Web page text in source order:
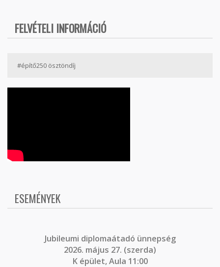
FELVÉTELI INFORMÁCIÓ
#építő250 ösztöndíj
ESEMÉNYEK
Jubileumi diplomaátadó ünnepség
2026. május 27. (szerda)
K épület, Aula 11:00